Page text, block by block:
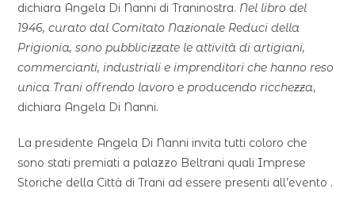
dichiara Angela Di Nanni di Traninostra. Nel libro del
1946, curato dal Comitato Nazionale Reduci della
Prigionia, sono pubblicizzate le attività di artigiani,
commercianti, industriali e imprenditori che hanno reso
unica Trani offrendo lavoro e producendo ricchezza,
dichiara Angela Di Nanni.
La presidente Angela Di Nanni invita tutti coloro che
sono stati premiati a palazzo Beltrani quali Imprese
Storiche della Città di Trani ad essere presenti all’evento .